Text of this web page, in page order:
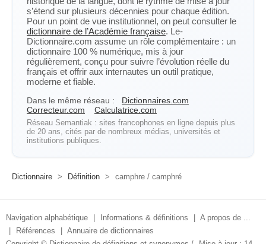
s’étend sur plusieurs décennies pour chaque édition.
Pour un point de vue institutionnel, on peut consulter le
dictionnaire de l’Académie française. Le-
Dictionnaire.com assume un rôle complémentaire : un
dictionnaire 100 % numérique, mis à jour
régulièrement, conçu pour suivre l’évolution réelle du
français et offrir aux internautes un outil pratique,
moderne et fiable.
Dans le même réseau :
Dictionnaires.com
Correcteur.com
Calculatrice.com
Réseau Semantiak : sites francophones en ligne depuis plus
de 20 ans, cités par de nombreux médias, universités et
institutions publiques.
Dictionnaire > Définition > camphre / camphré
Navigation alphabétique Informations & définitions
A propos de ...
Références
Annuaire de dictionnaires